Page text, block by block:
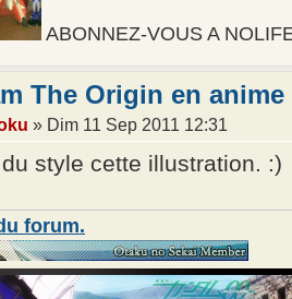
ABONNEZ-VOUS A
The Origin en anime
» Dim 11 Sep 2011 12:31
style cette illustration. :)
forum.